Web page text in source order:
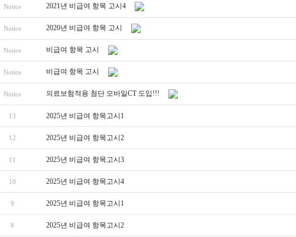
Notice 2021년 비급여 항목 고시4
Notice 2020년 비급여 항목 고시
Notice 비급여 항목 고시
Notice 비급여 항목 고시
Notice 의료보험적용 첨단 모바일CT 도입!!!
13 2025년 비급여 항목고시1
12 2025년 비급여 항목고시2
11 2025년 비급여 항목고시3
10 2025년 비급여 항목고시4
9 2025년 비급여 항목고시1
8 2025년 비급여 항목고시2